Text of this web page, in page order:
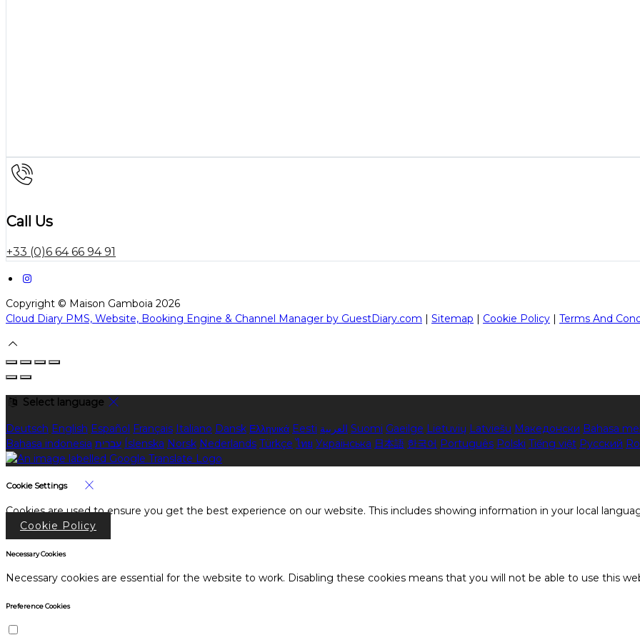
Call Us
+33 (0)6 64 66 94 91
Copyright © Maison Gamboia 2026
Cloud Diary PMS, Website, Booking Engine & Channel Manager by GuestDiary.com | Sitemap | Cookie Policy | Terms And
Select language
Deutsch English Español Français Italiano Dansk Ελληνικά Eesti العربية Suomi Gaeilge Lietuvių Latviešu Македонски Bahasa
Bahasa indonesia עברית Íslenska Norsk Nederlands Türkçe ไทย Українська 日本語 한국어 Português Polski Tiếng việt Русский
Cookie Settings
Cookies are used to ensure you get the best experience on our website. This includes showing information in your local
Cookie Policy
Necessary Cookies
Necessary cookies are essential for the website to work. Disabling these cookies means that you will not be able to use this
Preference Cookies